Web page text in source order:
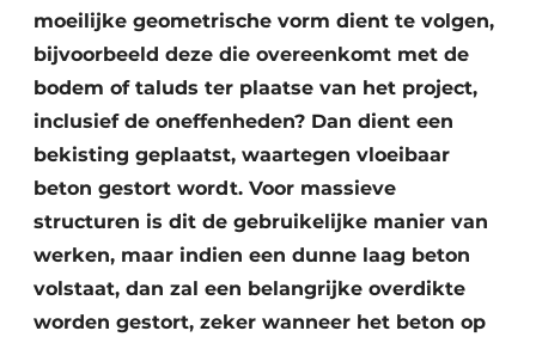
moeilijke geometrische vorm dient te volgen,
bijvoorbeeld deze die overeenkomt met de
bodem of taluds ter plaatse van het project,
inclusief de oneffenheden? Dan dient een
bekisting geplaatst, waartegen vloeibaar
beton gestort wordt. Voor massieve
structuren is dit de gebruikelijke manier van
werken, maar indien een dunne laag beton
volstaat, dan zal een belangrijke overdikte
worden gestort, zeker wanneer het beton op